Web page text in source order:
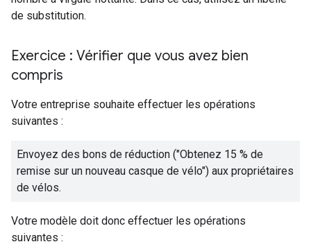
de substitution.
Exercice : Vérifier que vous avez bien
compris
Votre entreprise souhaite effectuer les opérations
suivantes :
Envoyez des bons de réduction ("Obtenez 15 % de
remise sur un nouveau casque de vélo") aux propriétaires
de vélos.
Votre modèle doit donc effectuer les opérations
suivantes :